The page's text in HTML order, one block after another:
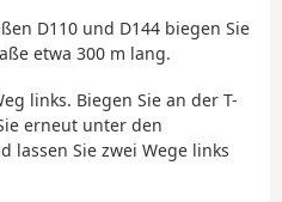
D110 und D144 biegen Sie
etwa 300 m lang.
links. Biegen Sie an der T-
erneut unter den
Sie zwei Wege links